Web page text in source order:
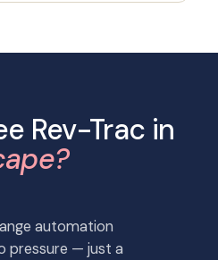
Rev-Trac in
automation
pressure — just a